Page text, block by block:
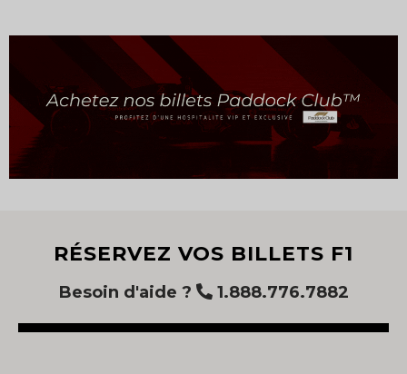
RÉSERVEZ VOS BILLETS F1
Besoin d'aide ? 1.888.776.7882